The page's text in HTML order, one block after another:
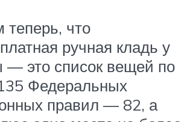
что
ручная кладь у
— это список вещей по
Федеральных
правил — 82, а